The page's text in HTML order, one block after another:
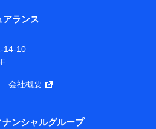
ドコモ・フィナンシャルグルー
ービスにおけるユーザー登録受
ドコモ・フィナンシャルグルー
する情報を提供するため、また
行のため、またそれらに付帯、
会社NTTドコモ・フィナンシャ
社のサービスを案内、提供する
アランス
14-10
会社概要
ンシャルグループ